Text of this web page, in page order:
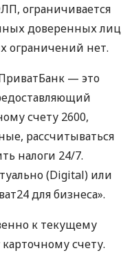
ограничивается
доверенных лиц
ограничений нет.
— это
счету 2600,
рассчитываться
налоги 24/7.
(Digital) или
для бизнеса».
к текущему
счету.